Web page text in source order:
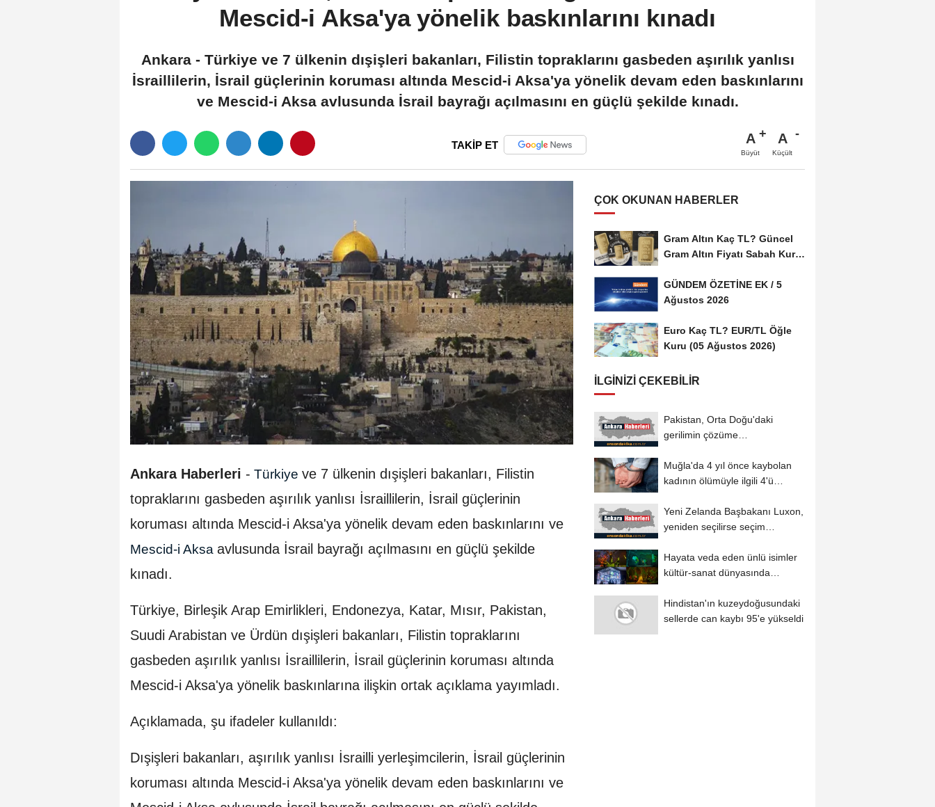
Mescid-i Aksa'ya yönelik baskınlarını kınadı
Ankara - Türkiye ve 7 ülkenin dışişleri bakanları, Filistin topraklarını gasbeden aşırılık yanlısı
İsraillilerin, İsrail güçlerinin koruması altında Mescid-i Aksa'ya yönelik devam eden baskınlarını
ve Mescid-i Aksa avlusunda İsrail bayrağı açılmasını en güçlü şekilde kınadı.
TAKİP ET A
Büyüt
A
Küçült
Ankara Haberleri - Türkiye ve 7 ülkenin dışişleri bakanları, Filistin
topraklarını gasbeden aşırılık yanlısı İsraillilerin, İsrail güçlerinin
koruması altında Mescid-i Aksa'ya yönelik devam eden baskınlarını ve
Mescid-i Aksa avlusunda İsrail bayrağı açılmasını en güçlü şekilde
kınadı.
Türkiye, Birleşik Arap Emirlikleri, Endonezya, Katar, Mısır, Pakistan,
Suudi Arabistan ve Ürdün dışişleri bakanları, Filistin topraklarını
gasbeden aşırılık yanlısı İsraillilerin, İsrail güçlerinin koruması altında
Mescid-i Aksa'ya yönelik baskınlarına ilişkin ortak açıklama yayımladı.
Açıklamada, şu ifadeler kullanıldı:
Dışişleri bakanları, aşırılık yanlısı İsrailli yerleşimcilerin, İsrail güçlerinin
koruması altında Mescid-i Aksa'ya yönelik devam eden baskınlarını ve
ÇOK OKUNAN HABERLER
Gram Altın Kaç TL? Güncel
Gram Altın Fiyatı Sabah Kuru
GÜNDEM ÖZETİNE EK / 5
Ağustos 2026
Euro Kaç TL? EUR/TL Öğle
Kuru (05 Ağustos 2026)
İLGINIZI ÇEKEBILIR
Pakistan, Orta Doğu'daki
gerilimin çözüme
Muğla'da 4 yıl önce kaybolan
kadının ölümüyle ilgili 4'ü
Yeni Zelanda Başbakanı Luxon,
yeniden seçilirse seçim
Hayata veda eden ünlü isimler
kültür-sanat dünyasında
Hindistan'ın kuzeydoğusundaki
sellerde can kaybı 95'e yükseldi